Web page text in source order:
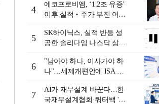
발
4
에코프로비엠, ‘1.2조 유증’
이후 실적‧주가 부진 어쩌
5
SK하이닉스, 실적 반등 성
공한 솔리다임 나스닥 상장
6
"남아야 하나, 이사가야 하
나"…세제개편안에 ISA 투
7
AI가 재무설계 바꾼다…한
국재무설계협회·쿼터백 '베